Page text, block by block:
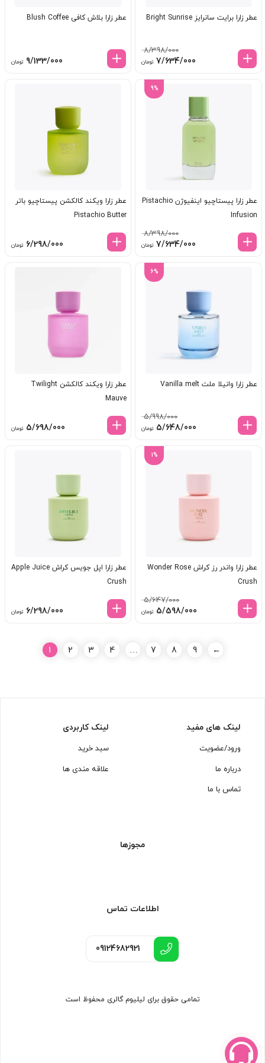
عطر زارا برایت سانرایز Bright Sunrise
8/398/000
قیمت
8/398/000 تومان
بود.
7/634/000 تومانقیمت
فعلی:
عطر زارا بلاش کافی Blush Coffee
9/133/000 تومان
9%
عطر زارا پیستاچیو اینفیوژن Pistachio
Infusion
8/398/000
قیمت
8/398/000 تومان
7/634/000 تومانقیمت
فعلی:
عطر زارا ویکند کالکشن پیستاچیو باتر
Pistachio Butter
6/298/000 تومان
6%
عطر زارا وانیلا ملت Vanilla melt
5/998/000
قیمت
5/998/000 تومان
5/648/000 تومانقیمت
فعلی:
عطر زارا ویکند کالکشن Twilight
Mauve
5/698/000 تومان
1%
عطر زارا واندر رز کراش Wonder Rose
Crush
5/647/000
قیمت
بود.
5/598/000 تومانقیمت
فعلی:
عطر زارا اپل جویس کراش Apple Juice
Crush
6/298/000 تومان
1 2 3 4 … 7 8 9 ←
لینک های مفید
ورود/عضویت
درباره ما
تماس با ما
لینک کاربردی
سبد خرید
علاقه مندی ها
مجوزها
اطلاعات تماس
09124682921
تمامی حقوق برای لیلیوم گالری محفوظ است